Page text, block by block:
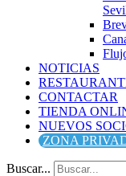
NOTICIAS
CONTACTAR
TIENDA
NUEVOS
ZONA
Buscar...